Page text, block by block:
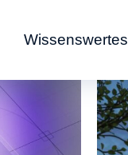
Wissenswertes